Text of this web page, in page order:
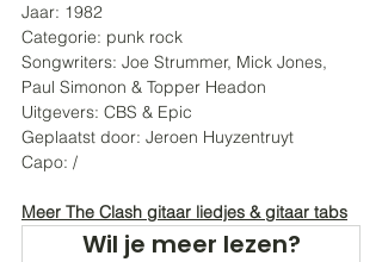
Jaar: 1982
Categorie: punk rock
Songwriters: Joe Strummer, Mick Jones,
Paul Simonon & Topper Headon
Uitgevers: CBS & Epic
Geplaatst door: Jeroen Huyzentruyt
Capo: /
Meer The Clash gitaar liedjes & gitaar tabs
Wil je meer lezen?